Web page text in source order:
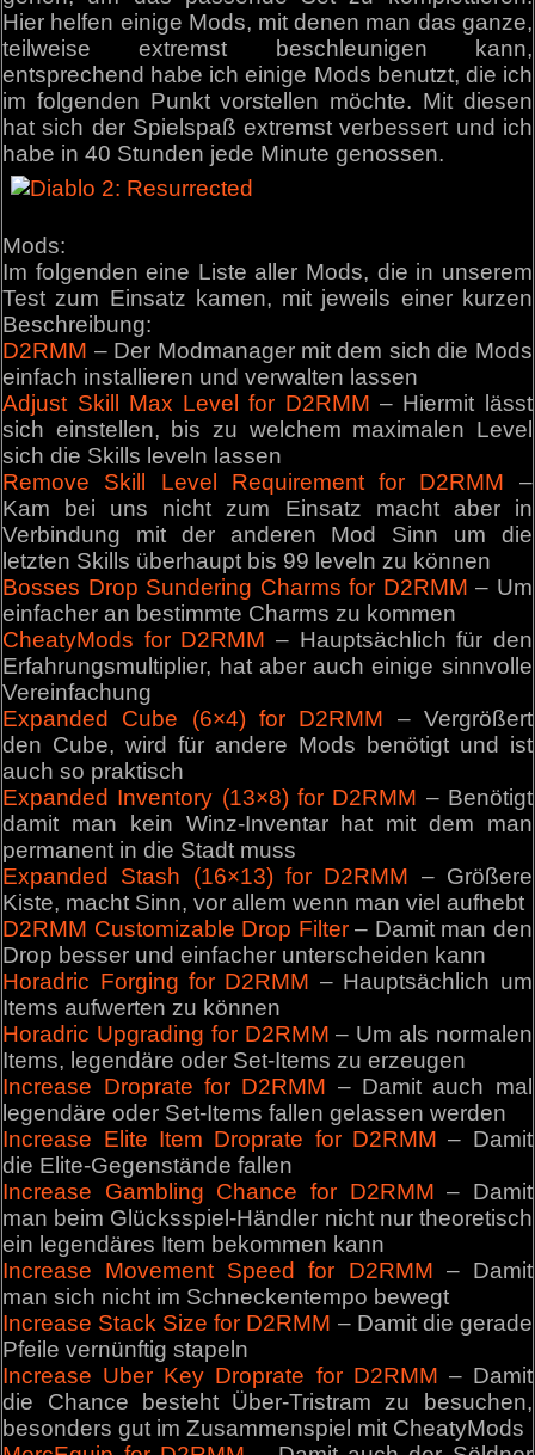
Hier helfen einige Mods, mit denen man das ganze,
teilweise extremst beschleunigen kann,
entsprechend habe ich einige Mods benutzt, die ich
im folgenden Punkt vorstellen möchte. Mit diesen
hat sich der Spielspaß extremst verbessert und ich
habe in 40 Stunden jede Minute genossen.
Mods:
Im folgenden eine Liste aller Mods, die in unserem
Test zum Einsatz kamen, mit jeweils einer kurzen
Beschreibung:
D2RMM – Der Modmanager mit dem sich die Mods
einfach installieren und verwalten lassen
Adjust Skill Max Level for D2RMM – Hiermit lässt
sich einstellen, bis zu welchem maximalen Level
sich die Skills leveln lassen
Remove Skill Level Requirement for D2RMM –
Kam bei uns nicht zum Einsatz macht aber in
Verbindung mit der anderen Mod Sinn um die
letzten Skills überhaupt bis 99 leveln zu können
Bosses Drop Sundering Charms for D2RMM – Um
einfacher an bestimmte Charms zu kommen
CheatyMods for D2RMM – Hauptsächlich für den
Erfahrungsmultiplier, hat aber auch einige sinnvolle
Vereinfachung
Expanded Cube (6×4) for D2RMM – Vergrößert
den Cube, wird für andere Mods benötigt und ist
auch so praktisch
Expanded Inventory (13×8) for D2RMM – Benötigt
damit man kein Winz-Inventar hat mit dem man
permanent in die Stadt muss
Expanded Stash (16×13) for D2RMM – Größere
Kiste, macht Sinn, vor allem wenn man viel aufhebt
D2RMM Customizable Drop Filter– Damit man den
Drop besser und einfacher unterscheiden kann
Horadric Forging for D2RMM – Hauptsächlich um
Items aufwerten zu können
Horadric Upgrading for D2RMM – Um als normalen
Items, legendäre oder Set-Items zu erzeugen
Increase Droprate for D2RMM – Damit auch mal
legendäre oder Set-Items fallen gelassen werden
Increase Elite Item Droprate for D2RMM – Damit
die Elite-Gegenstände fallen
Increase Gambling Chance for D2RMM – Damit
man beim Glücksspiel-Händler nicht nur theoretisch
ein legendäres Item bekommen kann
Increase Movement Speed for D2RMM – Damit
man sich nicht im Schneckentempo bewegt
Increase Stack Size for D2RMM – Damit die gerade
Pfeile vernünftig stapeln
Increase Uber Key Droprate for D2RMM – Damit
die Chance besteht Über-Tristram zu besuchen,
besonders gut im Zusammenspiel mit CheatyMods